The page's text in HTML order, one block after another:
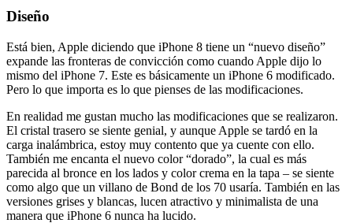
Diseño
Está bien, Apple diciendo que iPhone 8 tiene un “nuevo diseño”
expande las fronteras de convicción como cuando Apple dijo lo
mismo del iPhone 7. Este es básicamente un iPhone 6 modificado.
Pero lo que importa es lo que pienses de las modificaciones.
En realidad me gustan mucho las modificaciones que se realizaron.
El cristal trasero se siente genial, y aunque Apple se tardó en la
carga inalámbrica, estoy muy contento que ya cuente con ello.
También me encanta el nuevo color “dorado”, la cual es más
parecida al bronce en los lados y color crema en la tapa – se siente
como algo que un villano de Bond de los 70 usaría. También en las
versiones grises y blancas, lucen atractivo y minimalista de una
manera que iPhone 6 nunca ha lucido.